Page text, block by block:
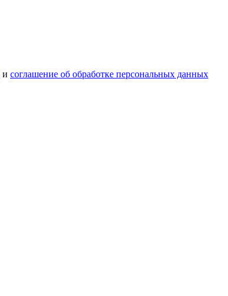
и соглашение об обработке персональных данных